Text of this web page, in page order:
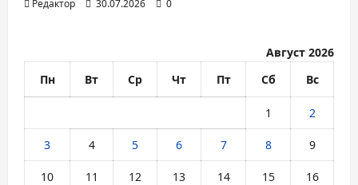
Редактор 30.07.2026 0
Август 2026
Пн
Вт Ср Чт Пт Сб Вс
1 2
3 4 5 6 7 8 9
10 11 12 13 14 15 16